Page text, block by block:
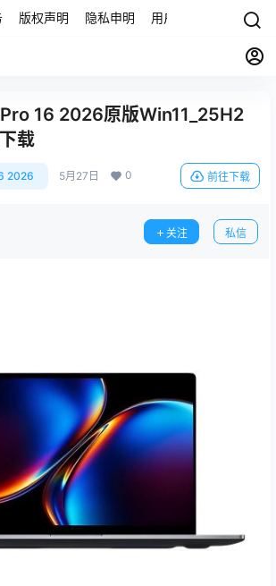
版权声明 隐私申明 用户协议 联系我们
16 2026原版Win11_25H2
载
2026 5月27日 0 前往下载
关注 私信